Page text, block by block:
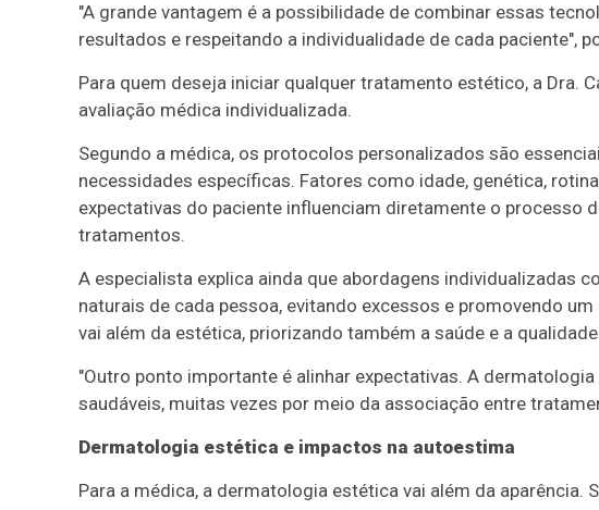
"A grande vantagem é a possibilidade de combinar essas
resultados e respeitando a individualidade de cada paciente",
Para quem deseja iniciar qualquer tratamento estético, a Dra.
avaliação médica individualizada.
Segundo a médica, os protocolos personalizados são
necessidades específicas. Fatores como idade, genética,
expectativas do paciente influenciam diretamente o processo
tratamentos.
A especialista explica ainda que abordagens individualizadas
naturais de cada pessoa, evitando excessos e promovendo
vai além da estética, priorizando também a saúde e a
"Outro ponto importante é alinhar expectativas. A
saudáveis, muitas vezes por meio da associação entre
Dermatologia estética e impactos na autoestima
Para a médica, a dermatologia estética vai além da aparência.